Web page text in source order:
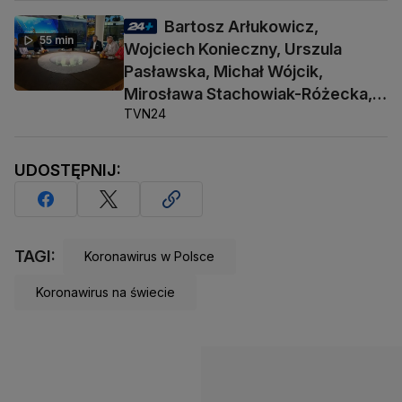
55 min
Bartosz Arłukowicz,
Wojciech Konieczny, Urszula
Pasławska, Michał Wójcik,
Mirosława Stachowiak-Różecka,
Barbara Socha
TVN24
UDOSTĘPNIJ:
TAGI: Koronawirus w Polsce
Koronawirus na świecie